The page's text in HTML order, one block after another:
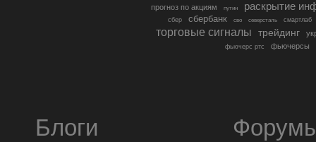
прогноз по акциям путин раскрытие
сбер сбербанк сво северсталь смартлаб
торговые сигналы трейдинг
фьючерс ртс фьючерсы
Блоги